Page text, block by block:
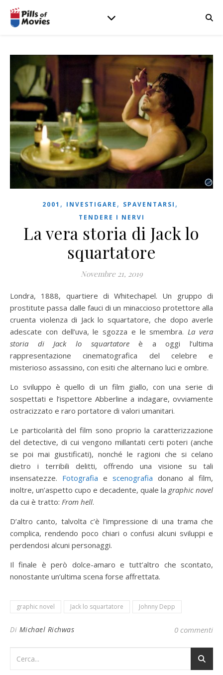
2001 , INVESTIGARE , SPAVENTARSI ,
TENDERE I NERVI
La vera storia di Jack lo
squartatore
Novembre 21, 2019
Londra, 1888, quartiere di Whitechapel. Un gruppo di
prostitute passa dalle fauci di un minaccioso protettore alla
cruenta violenza di Jack lo squartatore, che dopo averle
adescate con dell’uva, le sgozza e le smembra.La vera
storia di Jack lo squartatoreè a oggi l’ultima
rappresentazione cinematografica del celebre e
misterioso assassino, con esiti che alternano luci e ombre.
Lo sviluppo è quello di un film giallo, con una serie di
sospettati e l’ispettore Abberline a indagare, ovviamente
ostracizzato e raro portatore di valori umanitari.
Le particolarità del film sono proprio la caratterizzazione
del detective, di cui vengono millantati certi poteri (anche
se poi mai giustificati), nonché le ragioni che si celano
dietro i terribili delitti, offrendo una visione su tali
insensatezze. Fotografia e scenografia donano al film,
inoltre, un’aspetto cupo e decadente, quale la graphic novel
da cui è tratto: From hell.
D’altro canto, talvolta c’è l’impressione di una trama che
complica, rendendo poco chiari o confusi alcuni sviluppi e
perdendosi alcuni personaggi.
Il finale è però dolce-amaro e tutt’altro che scontato,
nonostante un’ultima scena forse affrettata.
graphic novel Jack lo squartatore Johnny Depp
Di Michael Richwas 0 commenti